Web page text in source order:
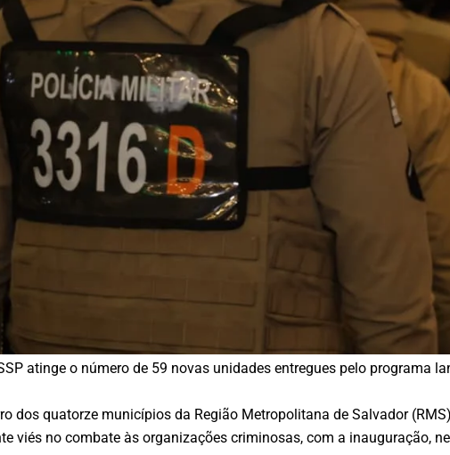
atinge o número de 59 novas unidades entregues pelo programa
dos quatorze municípios da Região Metropolitana de Salvador
viés no combate às organizações criminosas, com a inauguração,